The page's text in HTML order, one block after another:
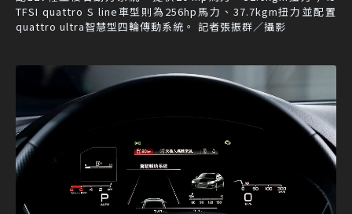
TFSI quattro S line車型則為256hp馬力、37.7kgm扭力並配置
quattro ultra智慧型四輪傳動系統。 記者張振群／攝影